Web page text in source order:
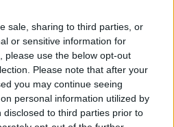
sale, sharing to third parties, or
or sensitive information for
please use the below opt-out
Please note that after your
you may continue seeing
personal information utilized by
to third parties prior to
de rem